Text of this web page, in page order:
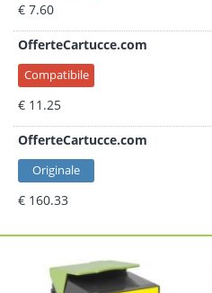
€ 7.60
OfferteCartucce.com
Compatibile
€ 11.25
OfferteCartucce.com
Originale
€ 160.33